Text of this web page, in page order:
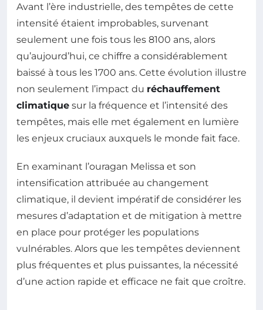
Avant l’ère industrielle, des tempêtes de cette
intensité étaient improbables, survenant
seulement une fois tous les 8100 ans, alors
qu’aujourd’hui, ce chiffre a considérablement
baissé à tous les 1700 ans. Cette évolution illustre
non seulement l’impact du réchauffement
climatique sur la fréquence et l’intensité des
tempêtes, mais elle met également en lumière
les enjeux cruciaux auxquels le monde fait face.
En examinant l’ouragan Melissa et son
intensification attribuée au changement
climatique, il devient impératif de considérer les
mesures d’adaptation et de mitigation à mettre
en place pour protéger les populations
vulnérables. Alors que les tempêtes deviennent
plus fréquentes et plus puissantes, la nécessité
d’une action rapide et efficace ne fait que croître.